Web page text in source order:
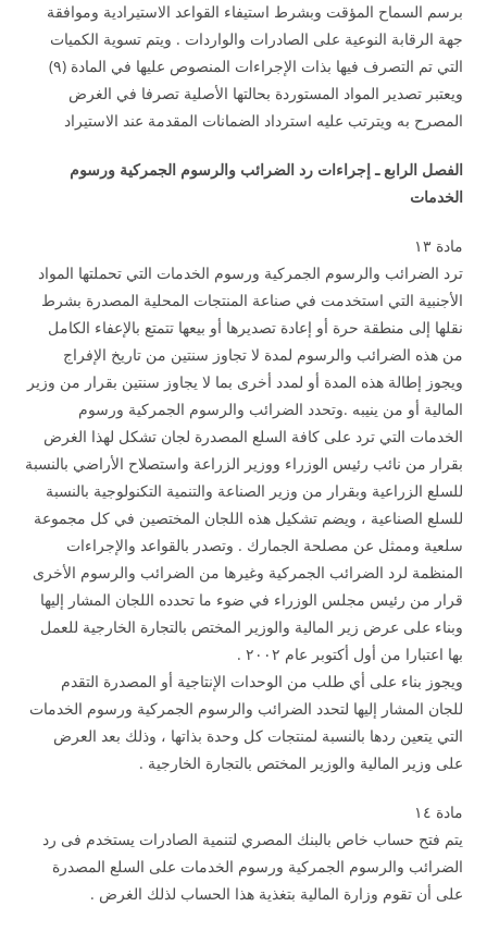
برسم السماح المؤقت وبشرط استيفاء القواعد الاستيرادية وموافقة
جهة الرقابة النوعية على الصادرات والواردات . ويتم تسوية الكميات
التي تم التصرف فيها بذات الإجراءات المنصوص عليها في المادة (۹)
ويعتبر تصدير المواد المستوردة بحالتها الأصلية تصرفا في الغرض
المصرح به ويترتب عليه استرداد الضمانات المقدمة عند الاستيراد
الفصل الرابع ـ إجراءات رد الضرائب والرسوم الجمركية ورسوم
الخدمات
مادة ۱۳
ترد الضرائب والرسوم الجمركية ورسوم الخدمات التي تحملتها المواد
الأجنبية التي استخدمت في صناعة المنتجات المحلية المصدرة بشرط
نقلها إلى منطقة حرة أو إعادة تصديرها أو بيعها تتمتع بالإعفاء الكامل
من هذه الضرائب والرسوم لمدة لا تجاوز سنتين من تاريخ الإفراج
ويجوز إطالة هذه المدة أو لمدد أخرى بما لا يجاوز سنتين بقرار من وزير
المالية أو من ينيبه .وتحدد الضرائب والرسوم الجمركية ورسوم
الخدمات التي ترد على كافة السلع المصدرة لجان تشكل لهذا الغرض
بقرار من نائب رئيس الوزراء ووزير الزراعة واستصلاح الأراضي بالنسبة
للسلع الزراعية وبقرار من وزير الصناعة والتنمية التكنولوجية بالنسبة
للسلع الصناعية ، ويضم تشكيل هذه اللجان المختصين في كل مجموعة
سلعية وممثل عن مصلحة الجمارك . وتصدر بالقواعد والإجراءات
المنظمة لرد الضرائب الجمركية وغيرها من الضرائب والرسوم الأخرى
قرار من رئيس مجلس الوزراء في ضوء ما تحدده اللجان المشار إليها
وبناء على عرض زير المالية والوزير المختص بالتجارة الخارجية للعمل
بها اعتبارا من أول أكتوبر عام ۲۰۰۲ .
ويجوز بناء على أي طلب من الوحدات الإنتاجية أو المصدرة التقدم
للجان المشار إليها لتحدد الضرائب والرسوم الجمركية ورسوم الخدمات
التي يتعين ردها بالنسبة لمنتجات كل وحدة بذاتها ، وذلك بعد العرض
على وزير المالية والوزير المختص بالتجارة الخارجية .
مادة ۱٤
يتم فتح حساب خاص بالبنك المصري لتنمية الصادرات يستخدم فى رد
الضرائب والرسوم الجمركية ورسوم الخدمات على السلع المصدرة
على أن تقوم وزارة المالية بتغذية هذا الحساب لذلك الغرض .